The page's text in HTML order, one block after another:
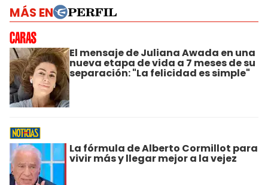
MÁS EN
El mensaje de Juliana Awada en una
nueva etapa de vida a 7 meses de su
separación: "La felicidad es simple"
La fórmula de Alberto Cormillot para
vivir más y llegar mejor a la vejez